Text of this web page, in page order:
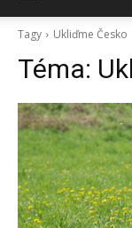
Tagy Ukliďme Česko
Téma: